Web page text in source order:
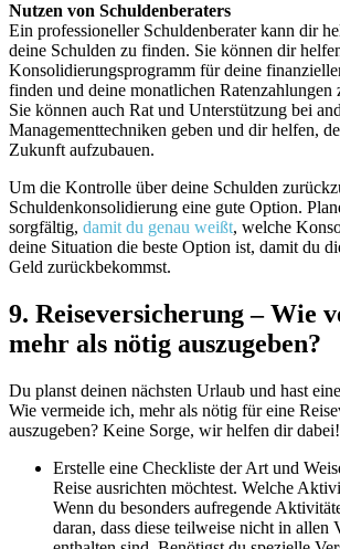
Nutzen von Schuldenberaters
Ein professioneller Schuldenberater kann dir
deine Schulden zu finden. Sie können dir
Konsolidierungsprogramm für deine
finden und deine monatlichen Ratenzahlungen
Sie können auch Rat und Unterstützung bei
Managementtechniken geben und dir helfen,
Zukunft aufzubauen.
Um die Kontrolle über deine Schulden
Schuldenkonsolidierung eine gute Option.
sorgfältig, damit du genau weißt, welche
deine Situation die beste Option ist, damit du
Geld zurückbekommst.
9. Reiseversicherung – Wie
mehr als nötig auszugeben?
Du planst deinen nächsten Urlaub und hast
Wie vermeide ich, mehr als nötig für eine
auszugeben? Keine Sorge, wir helfen dir dabei!
Erstelle eine Checkliste der Art und
Reise ausrichten möchtest. Welche
Wenn du besonders aufregende
daran, dass diese teilweise nicht in allen